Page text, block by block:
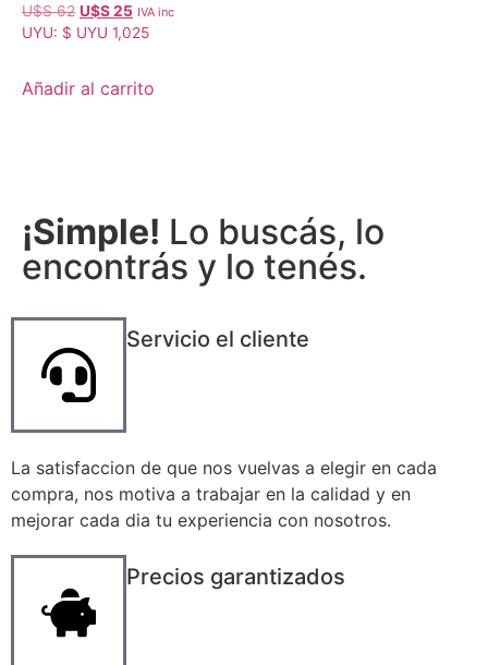
U$S62 U$S25 IVA inc
UYU: $ UYU 1,025
Añadir al carrito
¡Simple! Lo buscás, lo
encontrás y lo tenés.
Servicio el cliente
La satisfaccion de que nos vuelvas a elegir en cada
compra, nos motiva a trabajar en la calidad y en
mejorar cada dia tu experiencia con nosotros.
Precios garantizados